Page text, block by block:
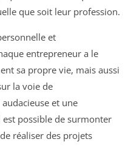
que soit leur profession.
et
entrepreneur a le
sa propre vie, mais aussi
la voie de
et une
possible de surmonter
réaliser des projets